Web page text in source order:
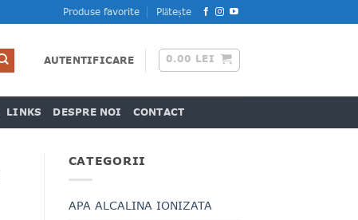
Produse favorite Plătește
AUTENTIFICARE 0.00 LEI
LINKS DESPRE NOI CONTACT
CATEGORII
APA ALCALINA IONIZATA